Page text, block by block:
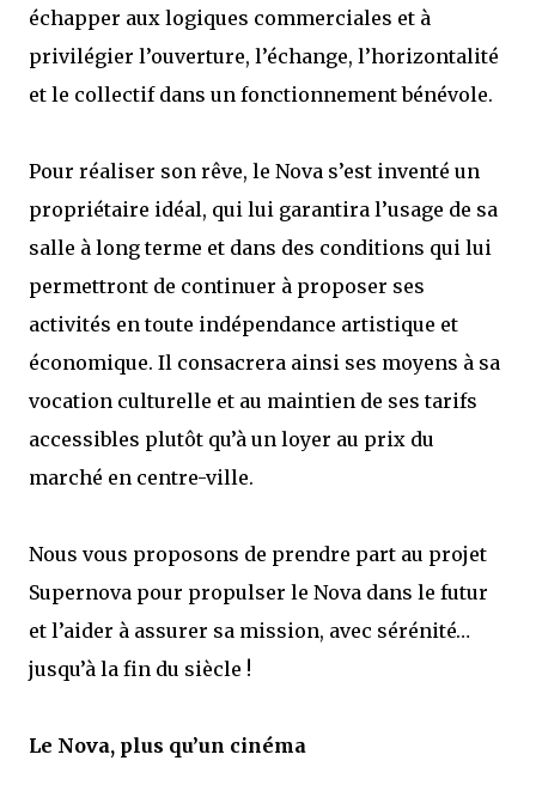
échapper aux logiques commerciales et à
privilégier l’ouverture, l’échange, l’horizontalité
et le collectif dans un fonctionnement bénévole.
Pour réaliser son rêve, le Nova s’est inventé un
propriétaire idéal, qui lui garantira l’usage de sa
salle à long terme et dans des conditions qui lui
permettront de continuer à proposer ses
activités en toute indépendance artistique et
économique. Il consacrera ainsi ses moyens à sa
vocation culturelle et au maintien de ses tarifs
accessibles plutôt qu’à un loyer au prix du
marché en centre-ville.
Nous vous proposons de prendre part au projet
Supernova pour propulser le Nova dans le futur
et l’aider à assurer sa mission, avec sérénité…
jusqu’à la fin du siècle !
Le Nova, plus qu’un cinéma